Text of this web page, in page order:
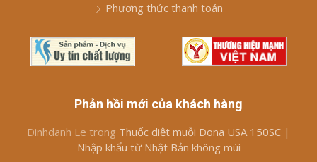
Phương thức thanh toán
Phản hồi mới của khách hàng
Dinhdanh Le trong Thuốc diệt muỗi Dona USA 150SC |
Nhập khẩu từ Nhật Bản không mùi